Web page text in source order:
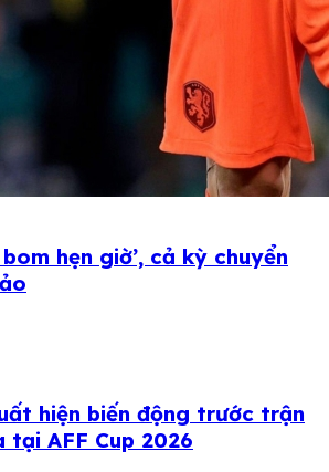
hẹn giờ’, cả kỳ chuyển
hiện biến động trước trận
tại AFF Cup 2026